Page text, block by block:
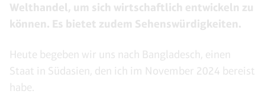
Welthandel, um sich wirtschaftlich entwickeln zu
können. Es bietet zudem Sehenswürdigkeiten.
Heute begeben wir uns nach Bangladesch, einen
Staat in Südasien, den ich im November 2024 bereist
habe.